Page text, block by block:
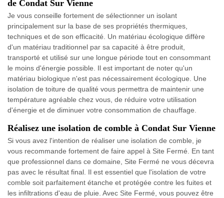
de Condat Sur Vienne
Je vous conseille fortement de sélectionner un isolant
principalement sur la base de ses propriétés thermiques,
techniques et de son efficacité. Un matériau écologique diffère
d'un matériau traditionnel par sa capacité à être produit,
transporté et utilisé sur une longue période tout en consommant
le moins d'énergie possible. Il est important de noter qu'un
matériau biologique n'est pas nécessairement écologique. Une
isolation de toiture de qualité vous permettra de maintenir une
température agréable chez vous, de réduire votre utilisation
d'énergie et de diminuer votre consommation de chauffage.
Réalisez une isolation de comble à Condat Sur Vienne
Si vous avez l'intention de réaliser une isolation de comble, je
vous recommande fortement de faire appel à Site Fermé. En tant
que professionnel dans ce domaine, Site Fermé ne vous décevra
pas avec le résultat final. Il est essentiel que l'isolation de votre
comble soit parfaitement étanche et protégée contre les fuites et
les infiltrations d'eau de pluie. Avec Site Fermé, vous pouvez être